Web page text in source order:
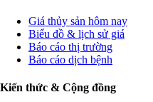
Giá thủy sản hôm nay
Biểu đồ & lịch sử giá
Báo cáo thị trường
Báo cáo dịch bệnh
Kiến thức & Cộng đồng